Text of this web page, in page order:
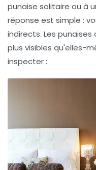
punaise solitaire ou à
réponse est simple :
indirects. Les
plus visibles qu'elles-
inspecter :